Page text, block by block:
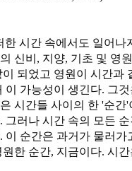
한 시간 속에서도 일어나
신비, 지양, 기초 및 영
이 되었고 영원이 시간과
이 가능성이 생긴다. 그
시간들 사이의 한 '순
그러나 시간 속의 모든
이 순간은 과거가 물러
원한 순간, 지금이다. 시